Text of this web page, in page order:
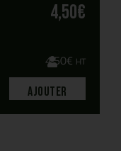
4,50€
4,50€ HT
Ajouter